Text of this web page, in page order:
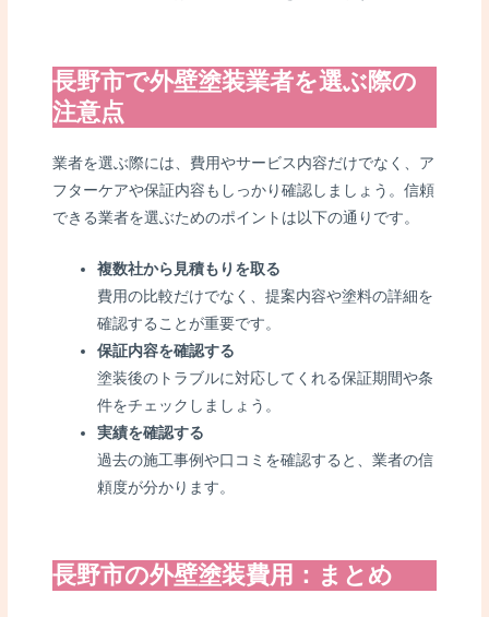
長野市で外壁塗装業者を選ぶ際の
注意点
業者を選ぶ際には、費用やサービス内容だけでなく、ア
フターケアや保証内容もしっかり確認しましょう。信頼
できる業者を選ぶためのポイントは以下の通りです。
複数社から見積もりを取る
費用の比較だけでなく、提案内容や塗料の詳細を
確認することが重要です。
保証内容を確認する
塗装後のトラブルに対応してくれる保証期間や条
件をチェックしましょう。
実績を確認する
過去の施工事例や口コミを確認すると、業者の信
頼度が分かります。
長野市の外壁塗装費用：まとめ